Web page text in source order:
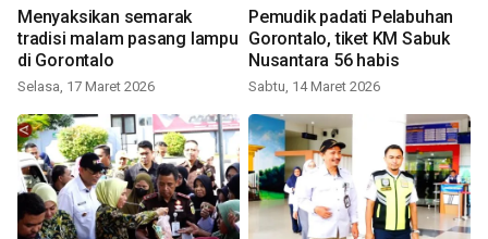
Menyaksikan semarak
tradisi malam pasang lampu
di Gorontalo
Selasa, 17 Maret 2026
Pemudik padati Pelabuhan
Gorontalo, tiket KM Sabuk
Nusantara 56 habis
Sabtu, 14 Maret 2026